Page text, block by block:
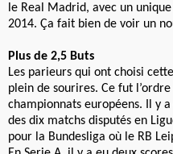
le Real Madrid, avec un
2014. Ça fait bien de voir un
Plus de 2,5 Buts
Les parieurs qui ont choisi
plein de sourires. Ce fut
championnats européens. Il y
des dix matchs disputés en
pour la Bundesliga où le RB